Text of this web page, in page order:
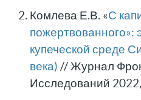
Комлева Е.В. «С
пожертвованного»:
купеческой среде
века) // Журнал
Исследований